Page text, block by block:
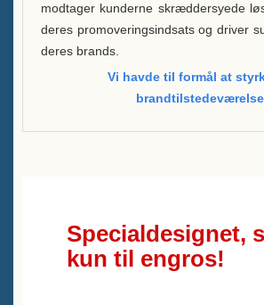
modtager kunderne skræddersyede
deres promoveringsindsats og driver
deres brands.
Vi havde til formål at
Specialdesignet,
kun til engros!